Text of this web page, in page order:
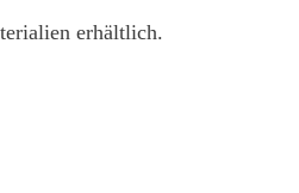
erhältlich.